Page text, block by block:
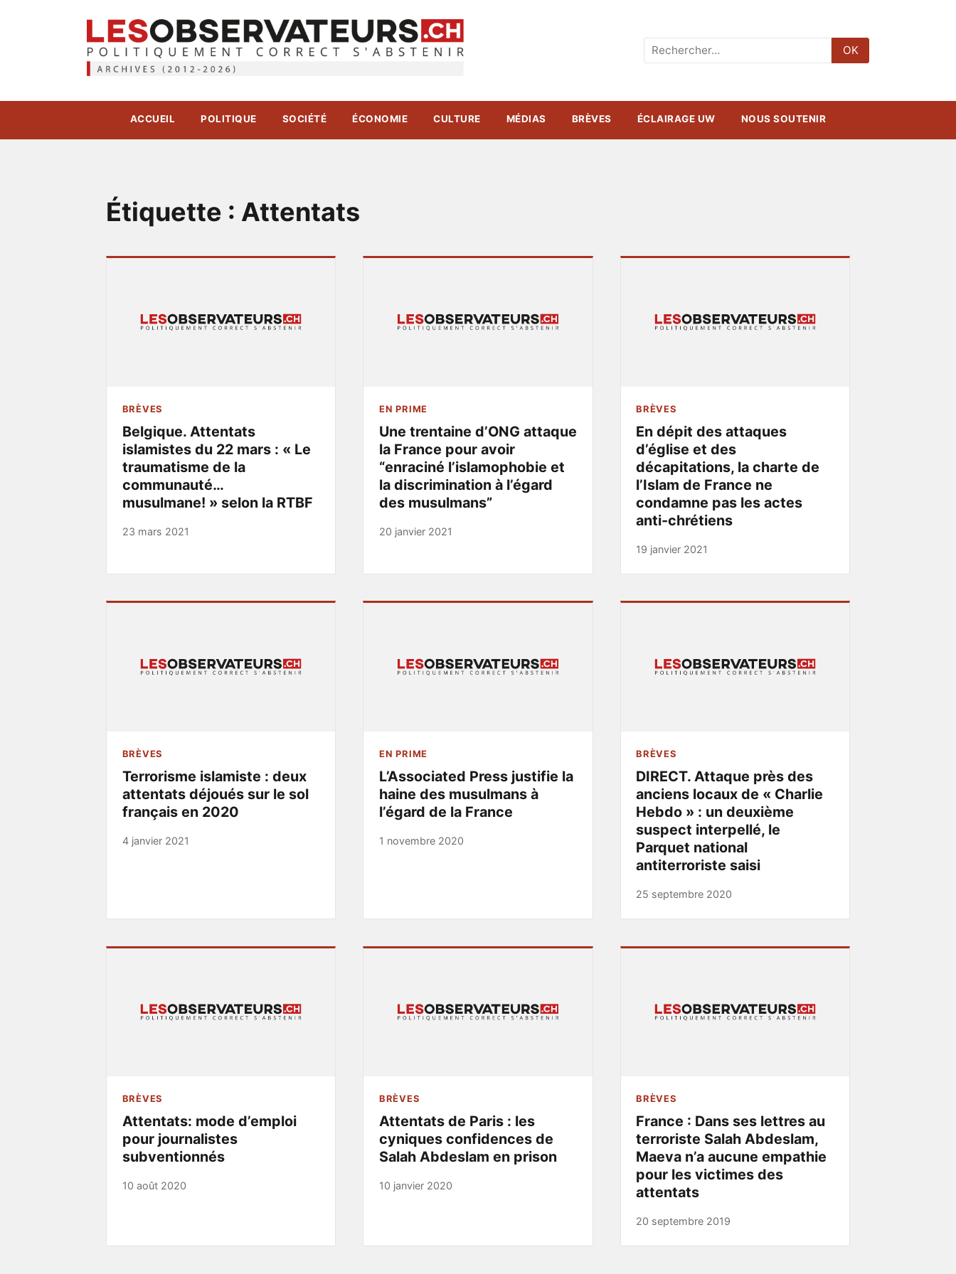
Rechercher
:
OK
ACCUEIL POLITIQUE SOCIÉTÉ ÉCONOMIE CULTURE MÉDIAS BRÈVES ÉCLAIRAGE UW NOUS SOUTENIR
Étiquette : Attentats
BRÈVES
Belgique. Attentats
islamistes du 22 mars : « Le
traumatisme de la
communauté…
musulmane! » selon la RTBF
23 mars 2021
EN PRIME
Une trentaine d’ONG attaque
la France pour avoir
“enraciné l’islamophobie et
la discrimination à l’égard
des musulmans”
20 janvier 2021
BRÈVES
En dépit des attaques
d’église et des
décapitations, la charte de
l’Islam de France ne
condamne pas les actes
anti-chrétiens
19 janvier 2021
BRÈVES
Terrorisme islamiste : deux
attentats déjoués sur le sol
français en 2020
4 janvier 2021
EN PRIME
L’Associated Press justifie la
haine des musulmans à
l’égard de la France
1 novembre 2020
BRÈVES
DIRECT. Attaque près des
anciens locaux de « Charlie
Hebdo » : un deuxième
suspect interpellé, le
Parquet national
antiterroriste saisi
25 septembre 2020
BRÈVES
Attentats: mode d’emploi
pour journalistes
subventionnés
10 août 2020
BRÈVES
Attentats de Paris : les
cyniques confidences de
Salah Abdeslam en prison
10 janvier 2020
BRÈVES
France : Dans ses lettres au
terroriste Salah Abdeslam,
Maeva n’a aucune empathie
pour les victimes des
attentats
20 septembre 2019